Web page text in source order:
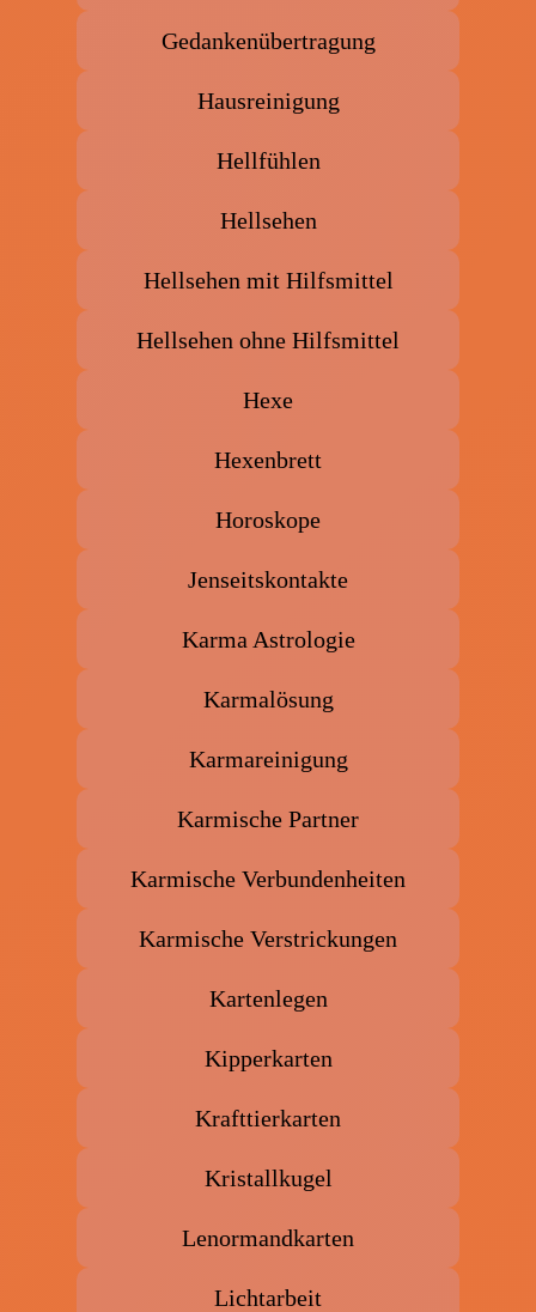
Gedankenübertragung
Hausreinigung
Hellfühlen
Hellsehen
Hellsehen mit Hilfsmittel
Hellsehen ohne Hilfsmittel
Hexe
Hexenbrett
Horoskope
Jenseitskontakte
Karma Astrologie
Karmalösung
Karmareinigung
Karmische Partner
Karmische Verbundenheiten
Karmische Verstrickungen
Kartenlegen
Kipperkarten
Krafttierkarten
Kristallkugel
Lenormandkarten
Lichtarbeit